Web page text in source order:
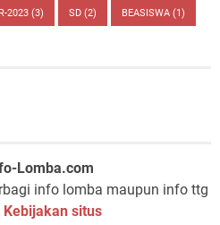
2023 (3) SD (2) BEASISWA (1)
Lomba.com
info lomba maupun info ttg
Kebijakan situs